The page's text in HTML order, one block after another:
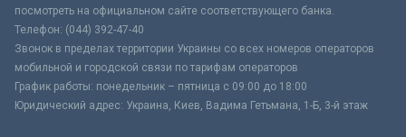
посмотреть на официальном сайте соответствующего банка.
Телефон: (044) 392-47-40
Звонок в пределах территории Украины со всех номеров операторов
мобильной и городской связи по тарифам операторов
График работы: понедельник – пятница с 09:00 до 18:00
Юридический адрес: Украина, Киев, Вадима Гетьмана, 1-Б, 3-й этаж